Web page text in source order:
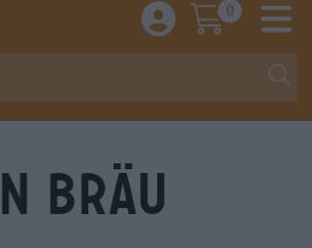
Einloggen /
0
Bräu